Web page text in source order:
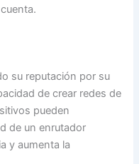
su reputación por su
de crear redes de
pueden
de un enrutador
y aumenta la